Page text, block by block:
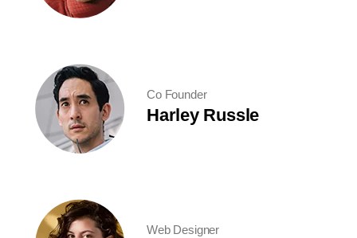
Co Founder
Harley Russle
Web Designer